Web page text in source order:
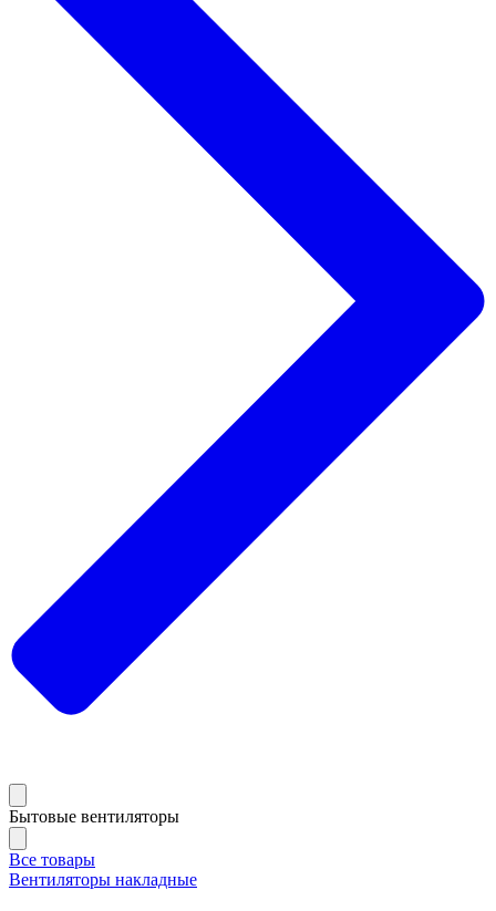
Бытовые вентиляторы
Все товары
Вентиляторы накладные